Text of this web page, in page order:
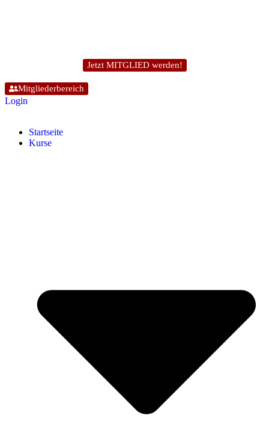
Jetzt MITGLIED werden!
Mitgliederbereich
Login
Start­sei­te
Kur­se